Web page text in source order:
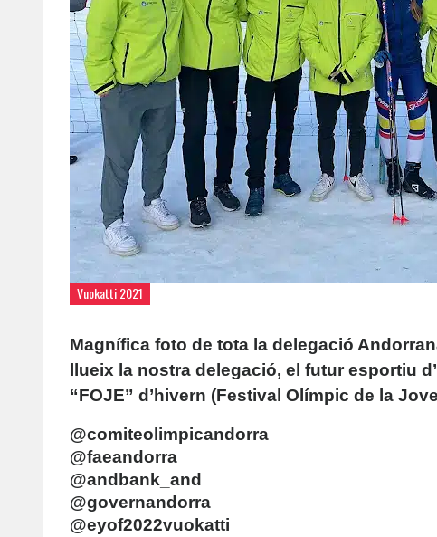
Vuokatti 2021
Magnífica foto de tota la delegació
llueix la nostra delegació, el futur esportiu
“FOJE” d’hivern (Festival Olímpic de la
@comiteolimpicandorra
@faeandorra
@andbank_and
@governandorra
@eyof2022vuokatti